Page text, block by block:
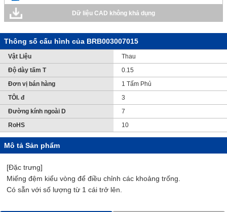
Dữ liệu CAD không khả dụng
Thông số cấu hình của BRB003007015
Vật Liệu
Thau
Độ dày tấm T
0.15
Đơn vị bán hàng
1 Tấm Phủ
TÔI. đ
3
Đường kính ngoài D
7
RoHS
10
Mô tả Sản phẩm
[Đặc trưng]
Miếng đệm kiểu vòng để điều chỉnh các khoảng trống.
Có sẵn với số lượng từ 1 cái trở lên.